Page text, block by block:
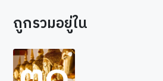
ถูกรวมอยู่ใน